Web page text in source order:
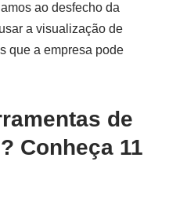
ao desfecho da
a visualização de
que a empresa pode
de
Conheça 11